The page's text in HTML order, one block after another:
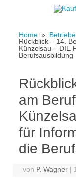
Home » Betriebe
Rückblick – 14.
Künzelsau – DIE
Berufsausbildung
am
für
die
von P. Wagner |